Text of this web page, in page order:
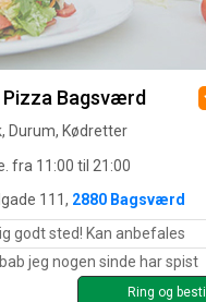
Pizza Bagsværd
Durum, Kødretter
fra 11:00 til 21:00
111, 2880 Bagsværd
godt sted! Kan anbefales
jeg nogen sinde har spist
Ring og bestil